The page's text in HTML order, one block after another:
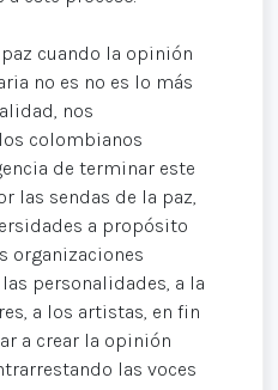
cuando la opinión
no es no es lo más
nos
colombianos
de terminar este
las sendas de la paz,
a propósito
organizaciones
personalidades, a la
a los artistas, en fin
a crear la opinión
las voces